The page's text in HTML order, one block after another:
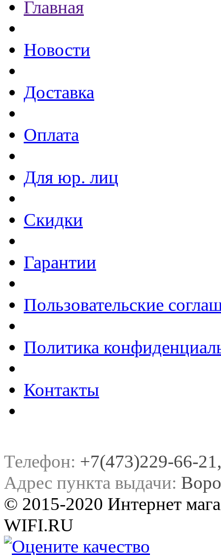
Главная
Новости
Доставка
Оплата
Для юр. лиц
Скидки
Гарантии
Пользовательские
Политика
Контакты
Телефон: +7(473)229-66-
Адрес пункта выдачи:
© 2015-2020 Интернет
WIFI.RU